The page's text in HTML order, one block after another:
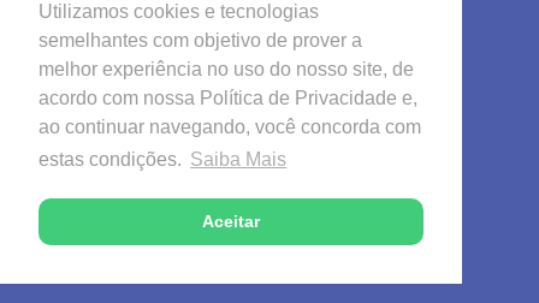
Utilizamos cookies e tecnologias
semelhantes com objetivo de prover a
melhor experiência no uso do nosso site, de
acordo com nossa Política de Privacidade e,
ao continuar navegando, você concorda com
estas condições. Saiba Mais
Aceitar
Cúria Diocesana
Rua Tiradentes, 388 - Centro
Patos de Minas/MG - CEP 38700-134
(34) 3821-3213
(34) 3821-3184